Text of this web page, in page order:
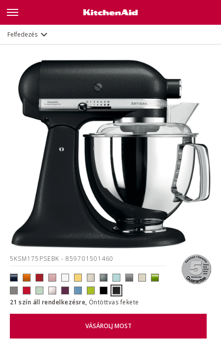
Felfedezés Jellemzők
5KSM175PSEBK- 859701501460
21 szín áll rendelkezésre, Öntöttvas fekete
VÁSÁROLJ MOST